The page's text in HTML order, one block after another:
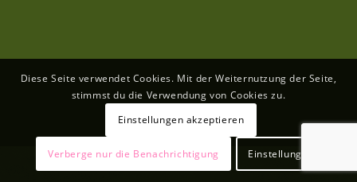
Diese Seite verwendet Cookies. Mit der Weiternutzung der Seite,
stimmst du die Verwendung von Cookies zu.
Einstellungen akzeptieren
Verberge nur die Benachrichtigung Einstellungen